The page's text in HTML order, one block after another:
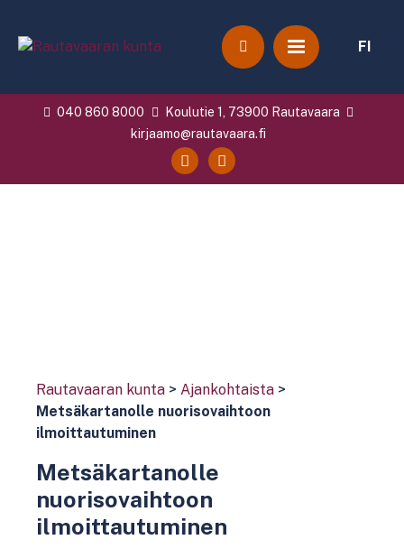
FI
040 860 8000
Koulutie 1, 73900 Rautavaara
kirjaamo@rautavaara.fi
Rautavaaran kunta > Ajankohtaista >
Metsäkartanolle nuorisovaihtoon
ilmoittautuminen
Metsäkartanolle
nuorisovaihtoon
ilmoittautuminen